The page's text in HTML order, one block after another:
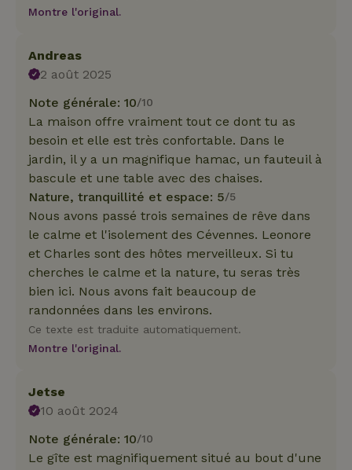
Montre l'original.
Andreas
2 août 2025
Note générale: 10/10
La maison offre vraiment tout ce dont tu as
besoin et elle est très confortable. Dans le
jardin, il y a un magnifique hamac, un fauteuil à
bascule et une table avec des chaises.
Nature, tranquillité et espace: 5/5
Nous avons passé trois semaines de rêve dans
le calme et l'isolement des Cévennes. Leonore
et Charles sont des hôtes merveilleux. Si tu
cherches le calme et la nature, tu seras très
bien ici. Nous avons fait beaucoup de
randonnées dans les environs.
Ce texte est traduite automatiquement.
Montre l'original.
Jetse
10 août 2024
Note générale: 10/10
Le gîte est magnifiquement situé au bout d'une